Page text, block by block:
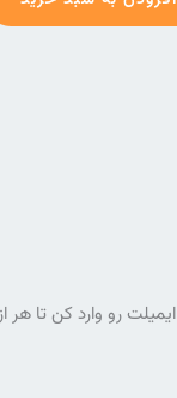
ایمیلت رو وارد کن تا